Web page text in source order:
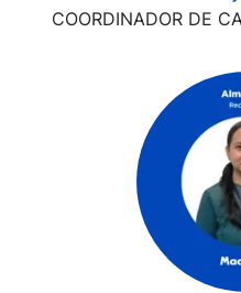
COORDINADOR DE